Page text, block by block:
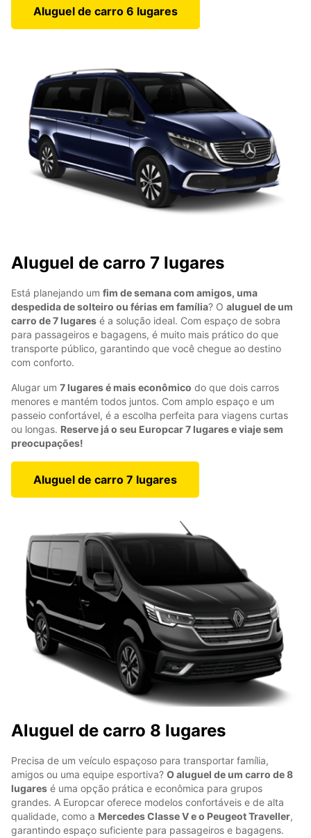
Aluguel de carro 6 lugares
Aluguel de carro 7 lugares
Está planejando um fim de semana com amigos, uma
despedida de solteiro ou férias em família? O aluguel de um
carro de 7 lugares é a solução ideal. Com espaço de sobra
para passageiros e bagagens, é muito mais prático do que
transporte público, garantindo que você chegue ao destino
com conforto.
Alugar um 7 lugares é mais econômico do que dois carros
menores e mantém todos juntos. Com amplo espaço e um
passeio confortável, é a escolha perfeita para viagens curtas
ou longas. Reserve já o seu Europcar 7 lugares e viaje sem
preocupações!
Aluguel de carro 7 lugares
Aluguel de carro 8 lugares
Precisa de um veículo espaçoso para transportar família,
amigos ou uma equipe esportiva? O aluguel de um carro de 8
lugares é uma opção prática e econômica para grupos
grandes. A Europcar oferece modelos confortáveis e de alta
qualidade, como a Mercedes Classe V e o Peugeot Traveller,
garantindo espaço suficiente para passageiros e bagagens.